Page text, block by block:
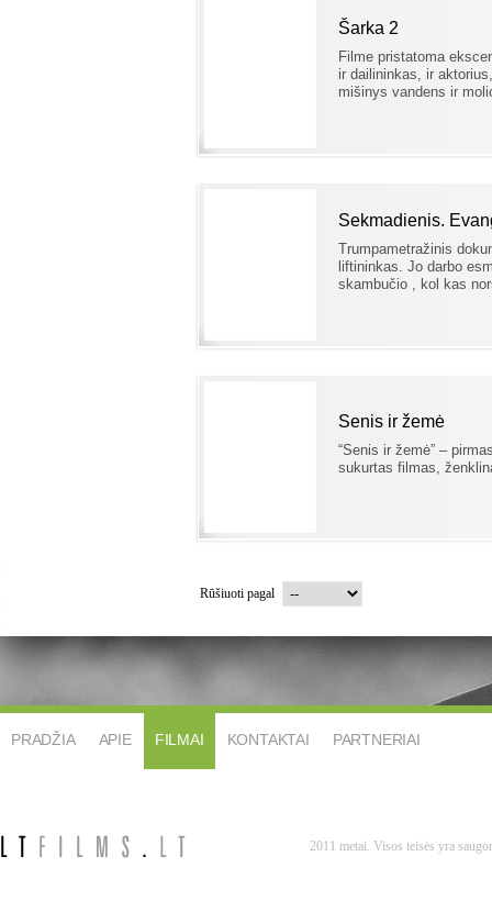
Šarka 2
Filme pristatoma
ir dailininkas, ir
mišinys vandens ir
Sekmadienis.
Trumpametražinis
liftininkas. Jo darbo
skambučio , kol kas
Senis ir žemė
“Senis ir žemė” –
sukurtas filmas,
Rūšiuoti pagal
PRADŽIA APIE FILMAI KONTAKTAI PARTNERIAI
2011 metai. Visos teisės yra